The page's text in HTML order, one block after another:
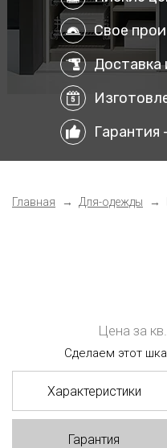
Свое
Доставка
Гарантия
Главная Для-одежды
Цена за
Сделаем этот
Характеристики
Гарантия